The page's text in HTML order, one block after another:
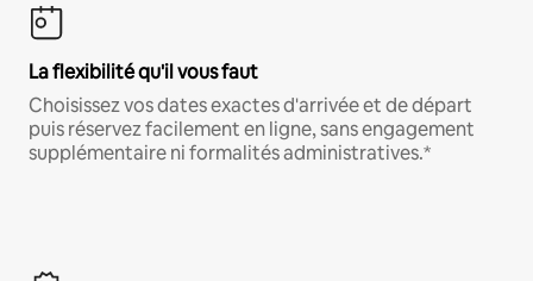
La flexibilité qu'il vous faut
Choisissez vos dates exactes d'arrivée et de départ
puis réservez facilement en ligne, sans engagement
supplémentaire ni formalités administratives.*